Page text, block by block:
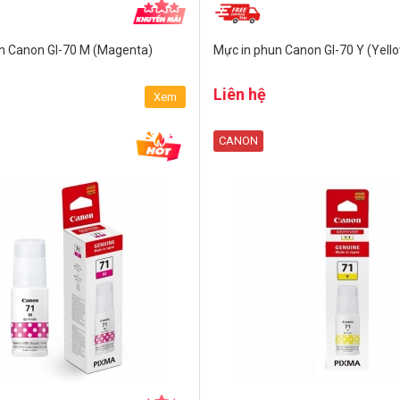
Canon GI-70 M (Magenta)
Xem
Mực in phun Canon GI-70 Y
Liên hệ
CANON